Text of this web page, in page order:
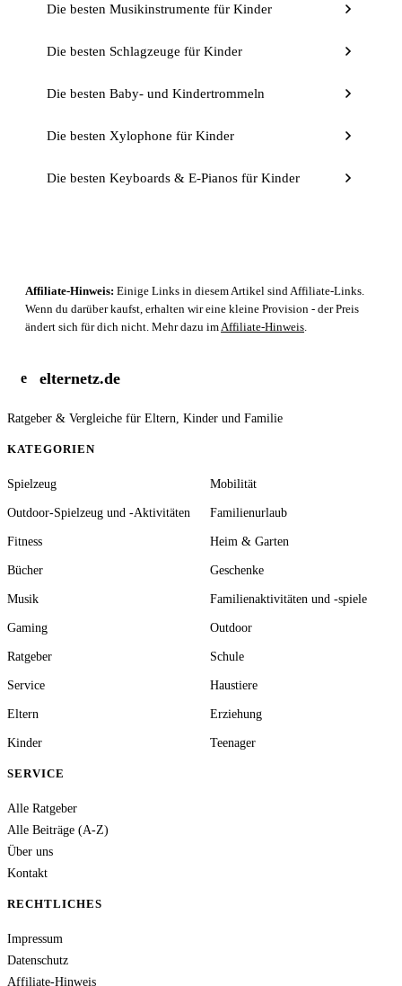
Die besten Musikinstrumente für Kinder
Die besten Schlagzeuge für Kinder
Die besten Baby- und Kindertrommeln
Die besten Xylophone für Kinder
Die besten Keyboards & E-Pianos für Kinder
Affiliate-Hinweis: Einige Links in diesem Artikel sind Affiliate-Links.
Wenn du darüber kaufst, erhalten wir eine kleine Provision - der Preis
ändert sich für dich nicht. Mehr dazu im Affiliate-Hinweis
e elternetz.de
Ratgeber & Vergleiche für Eltern, Kinder und Familie
KATEGORIEN
Spielzeug Mobilität
Outdoor-Spielzeug und -Aktivitäten Familienurlaub
Fitness Heim & Garten
Bücher Geschenke
Musik Familienaktivitäten und -spiele
Gaming Outdoor
Ratgeber Schule
Service Haustiere
Eltern Erziehung
Kinder Teenager
SERVICE
Alle Ratgeber
Alle Beiträge (A-Z)
Über uns
Kontakt
RECHTLICHES
Impressum
Datenschutz
Affiliate-Hinweis